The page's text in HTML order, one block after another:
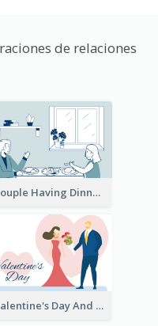
de relaciones
Couple Having Dinner Illustration
Valentine's Day And Flower Illustration